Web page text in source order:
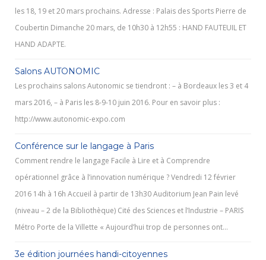
les 18, 19 et 20 mars prochains. Adresse : Palais des Sports Pierre de
Coubertin Dimanche 20 mars, de 10h30 à 12h55 : HAND FAUTEUIL ET
HAND ADAPTE.
Salons AUTONOMIC
Les prochains salons Autonomic se tiendront : – à Bordeaux les 3 et 4
mars 2016, – à Paris les 8-9-10 juin 2016. Pour en savoir plus :
http://www.autonomic-expo.com
Conférence sur le langage à Paris
Comment rendre le langage Facile à Lire et à Comprendre
opérationnel grâce à l’innovation numérique ? Vendredi 12 février
2016 14h à 16h Accueil à partir de 13h30 Auditorium Jean Pain levé
(niveau – 2 de la Bibliothèque) Cité des Sciences et l’Industrie – PARIS
Métro Porte de la Villette « Aujourd’hui trop de personnes ont…
3e édition journées handi-citoyennes